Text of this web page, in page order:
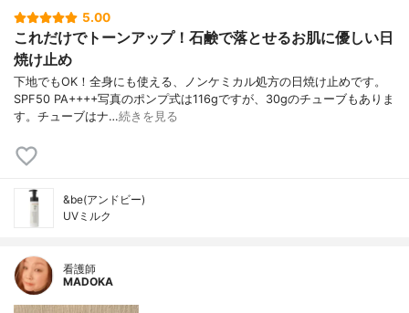
5.00
これだけでトーンアップ！石鹸で落とせるお肌に優しい日
焼け止め
下地でもOK！全身にも使える、ノンケミカル処方の日焼け止めです。
SPF50 PA++++写真のポンプ式は116gですが、30gのチューブもありま
す。チューブはナ…続きを見る
&be(アンドビー)
UVミルク
看護師
MADOKA